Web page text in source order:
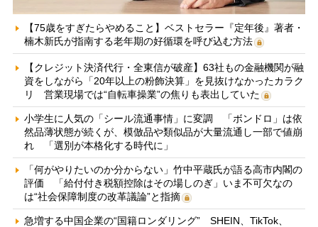
【75歳をすぎたらやめること】ベストセラー『定年後』著者・
楠木新氏が指南する老年期の好循環を呼び込む方法
【クレジット決済代行・全東信が破産】63社もの金融機関が融
資をしながら「20年以上の粉飾決算」を見抜けなかったカラク
リ 営業現場では“自転車操業”の焦りも表出していた
小学生に人気の「シール流通事情」に変調 「ボンドロ」は依
然品薄状態が続くが、模倣品や類似品が大量流通し一部で値崩
れ 「選別が本格化する時代に」
「何がやりたいのか分からない」竹中平蔵氏が語る高市内閣の
評価 「給付付き税額控除はその場しのぎ」いま不可欠なの
は“社会保障制度の改革議論”と指摘
急増する中国企業の“国籍ロンダリング” SHEIN、TikTok、